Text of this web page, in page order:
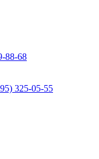
88-68
325-05-55